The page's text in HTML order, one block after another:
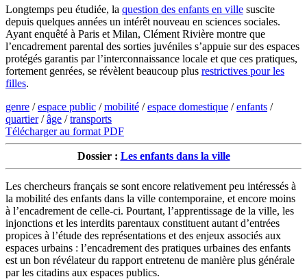
Longtemps peu étudiée, la question des enfants en ville suscite
depuis quelques années un intérêt nouveau en sciences sociales.
Ayant enquêté à Paris et Milan, Clément Rivière montre que
l’encadrement parental des sorties juvéniles s’appuie sur des espaces
protégés garantis par l’interconnaissance locale et que ces pratiques,
fortement genrées, se révèlent beaucoup plus restrictives pour les
filles.
genre /espace public /mobilité /espace domestique /enfants /
quartier/âge /transports
Télécharger au format PDF
Dossier : Les enfants dans la ville
Les chercheurs français se sont encore relativement peu intéressés à
la mobilité des enfants dans la ville contemporaine, et encore moins
à l’encadrement de celle-ci. Pourtant, l’apprentissage de la ville, les
injonctions et les interdits parentaux constituent autant d’entrées
propices à l’étude des représentations et des enjeux associés aux
espaces urbains : l’encadrement des pratiques urbaines des enfants
est un bon révélateur du rapport entretenu de manière plus générale
par les citadins aux espaces publics.